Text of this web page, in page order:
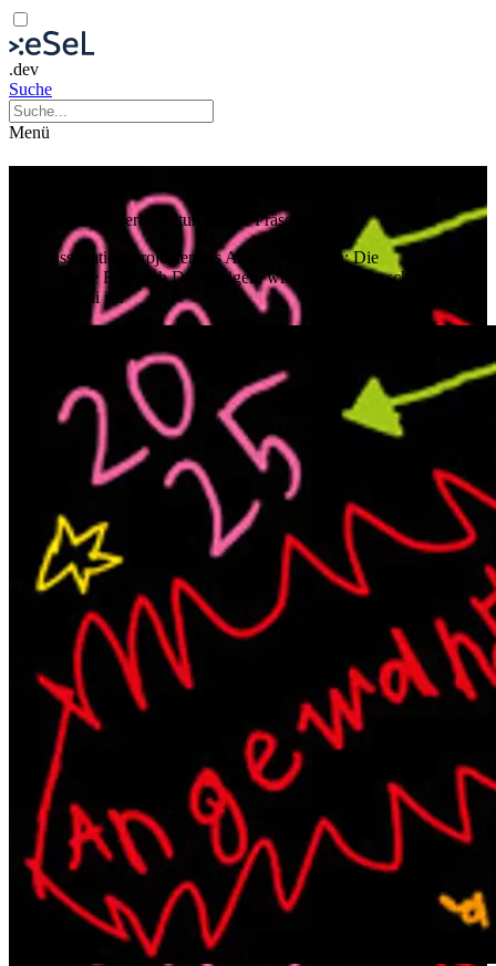
.dev
Suche
Menü
VeranstaltungsreihePräsentation
Von Dissertationsprojekten bis Artistic Research: Die
Angewandte Research Days zeigen, wie vielfältig Forschung an
der Kunstuni ist.